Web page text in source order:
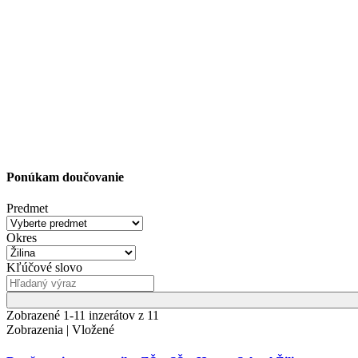
Ponúkam doučovanie
Predmet
Okres
Kľúčové slovo
Zobrazené 1-11 inzerátov z 11
Zobrazenia | Vložené